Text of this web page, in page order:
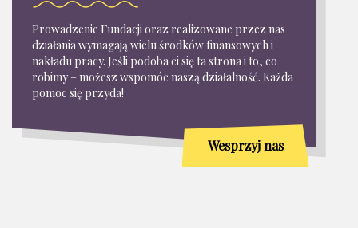
Prowadzenie Fundacji oraz realizowane przez nas
działania wymagają wielu środków finansowych i
nakładu pracy. Jeśli podoba ci się ta strona i to, co
robimy – możesz wspomóc naszą działalność. Każda
pomoc się przyda!
Wesprzyj nas